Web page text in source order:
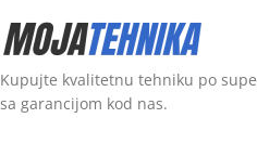
Kupujte kvalitetnu tehniku po
sa garancijom kod nas.